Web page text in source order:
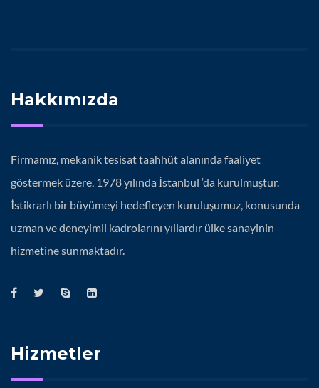
Hakkımızda
Firmamız, mekanik tesisat taahhüt alanında faaliyet
göstermek üzere, 1978 yılında İstanbul ‘da kurulmuştur.
İstikrarlı bir büyümeyi hedefleyen kuruluşumuz, konusunda
uzman ve deneyimli kadrolarını yıllardır ülke sanayinin
hizmetine sunmaktadır.
Hizmetler